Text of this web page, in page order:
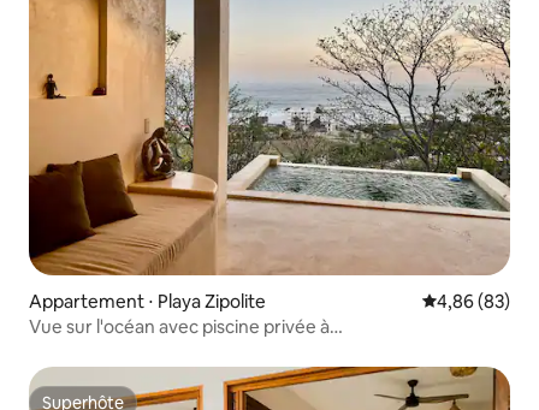
Appartement ⋅ Playa Zipolite Évaluation
4,86 (83)
Vue sur l'océan avec piscine privée à
Superhôte